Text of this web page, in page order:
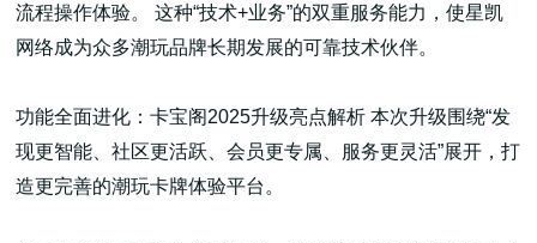
流程操作体验。 这种“技术+业务”的双重服务能力，使星凯
网络成为众多潮玩品牌长期发展的可靠技术伙伴。
功能全面进化：卡宝阁2025升级亮点解析 本次升级围绕“发
现更智能、社区更活跃、会员更专属、服务更灵活”展开，打
造更完善的潮玩卡牌体验平台。